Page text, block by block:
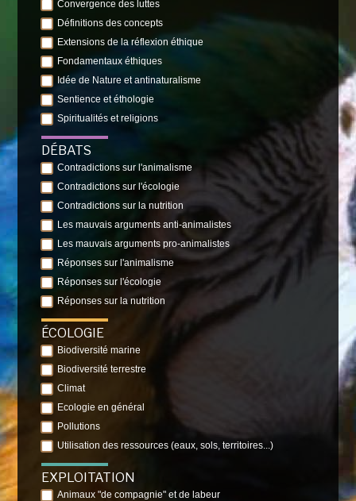
Convergence des luttes
Définitions des concepts
Extensions de la réflexion éthique
Fondamentaux éthiques
Idée de Nature et antinaturalisme
Sentience et éthologie
Spiritualités et religions
DÉBATS
Contradictions sur l'animalisme
Contradictions sur l'écologie
Contradictions sur la nutrition
Les mauvais arguments anti-animalistes
Les mauvais arguments pro-animalistes
Réponses sur l'animalisme
Réponses sur l'écologie
Réponses sur la nutrition
ÉCOLOGIE
Biodiversité marine
Biodiversité terrestre
Climat
Ecologie en général
Pollutions
Utilisation des ressources (eaux, sols, territoires...)
EXPLOITATION
Animaux "de compagnie" et de labeur